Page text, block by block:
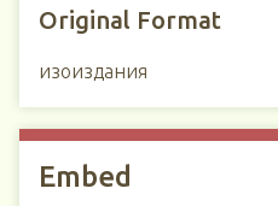
Original Format
изоиздания
Embed